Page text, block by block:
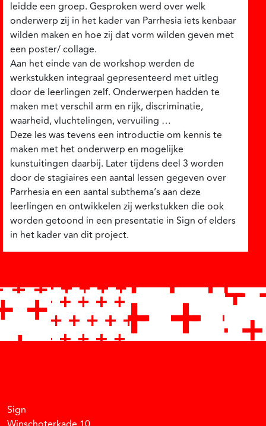
leidde een groep. Gesproken werd over welk
onderwerp zij in het kader van Parrhesia iets kenbaar
wilden maken en hoe zij dat vorm wilden geven met
een poster/ collage.
Aan het einde van de workshop werden de
werkstukken integraal gepresenteerd met uitleg
door de leerlingen zelf. Onderwerpen hadden te
maken met verschil arm en rijk, discriminatie,
waarheid, vluchtelingen, vervuiling …
Deze les was tevens een introductie om kennis te
maken met het onderwerp en mogelijke
kunstuitingen daarbij. Later tijdens deel 3 worden
door de stagiaires een aantal lessen gegeven over
Parrhesia en een aantal subthema’s aan deze
leerlingen en ontwikkelen zij werkstukken die ook
worden getoond in een presentatie in Sign of elders
in het kader van dit project.
Sign